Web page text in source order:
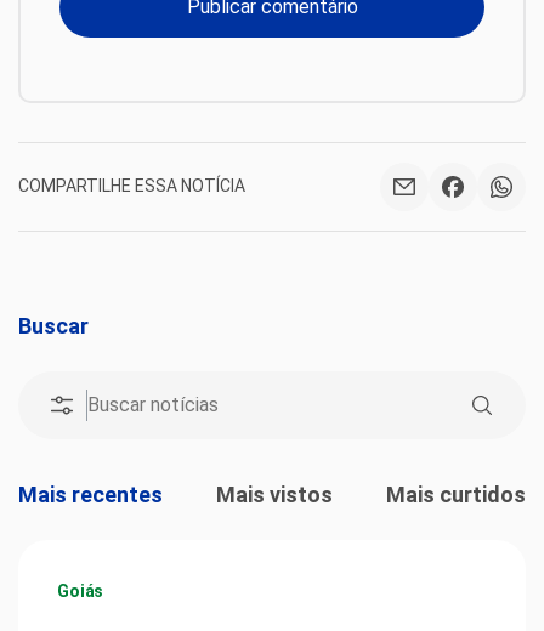
COMPARTILHE ESSA NOTÍCIA
Buscar
Mais recentes Mais vistos Mais curtidos
Goiás